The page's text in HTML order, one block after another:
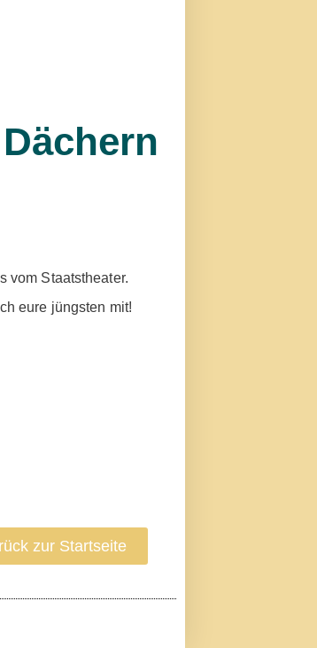
vom Staatstheater.
eure jüngsten mit!
zur Startseite